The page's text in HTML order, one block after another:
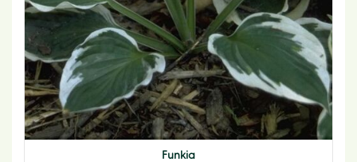
Funkia